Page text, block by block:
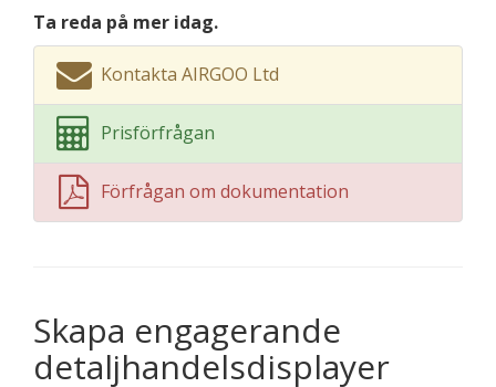
Ta reda på mer idag.
Kontakta AIRGOO Ltd
Prisförfrågan
Förfrågan om dokumentation
Skapa engagerande
detaljhandelsdisplayer